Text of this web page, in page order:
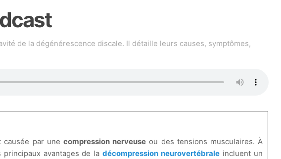
de la dégénérescence discale. Il détaille leurs causes, symptômes,
par une compression nerveuse ou des tensions musculaires. À
principaux avantages de ladécompression neurovertébrale incluent un